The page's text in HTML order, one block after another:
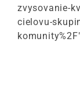
zvysovanie-
cielovu-